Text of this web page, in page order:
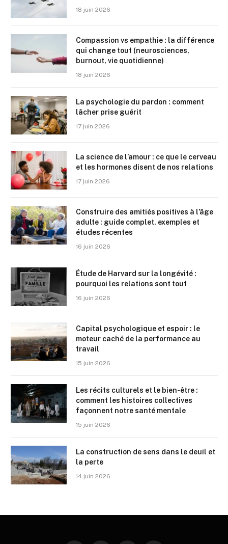
18 juin 2026
Compassion vs empathie : la différence
qui change tout (neurosciences,
burnout, vie quotidienne)
18 juin 2026
La psychologie du pardon : comment
lâcher prise guérit
17 juin 2026
La science de l’amour : ce que le cerveau
et les hormones disent de nos relations
17 juin 2026
Construire des amitiés positives à l’âge
adulte : guide complet, exemples et
études récentes
16 juin 2026
Étude de Harvard sur la longévité :
pourquoi les relations sont tout
16 juin 2026
Capital psychologique et espoir : le
moteur caché de la performance au
travail
15 juin 2026
Les récits culturels et le bien-être :
comment les histoires collectives
façonnent notre santé mentale
15 juin 2026
La construction de sens dans le deuil et
la perte
14 juin 2026